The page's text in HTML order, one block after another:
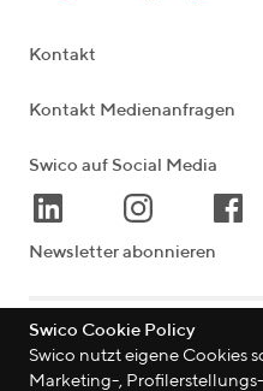
Kontakt
Kontakt Medienanfragen
Swico auf Social Media
Newsletter abonnieren
Lagerstrasse 33 8004
Swico Cookie Policy
Swico nutzt eigene Cookies
Marketing-,